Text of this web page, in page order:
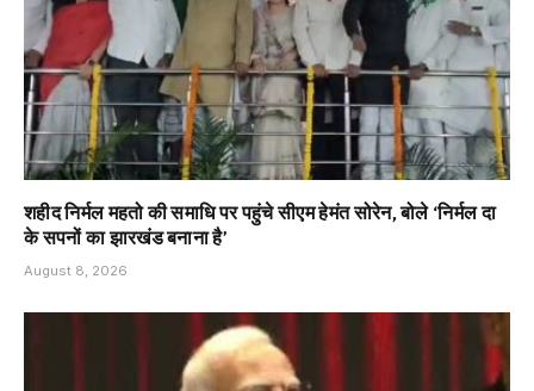
शहीद निर्मल महतो की समाधि पर पहुंचे सीएम हेमंत सोरेन, बोले ‘निर्मल दा
के सपनों का झारखंड बनाना है’
August 8, 2026